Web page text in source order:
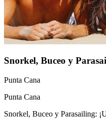
Snorkel, Buceo y
Punta Cana
Punta Cana
Snorkel, Buceo y Parasailing: